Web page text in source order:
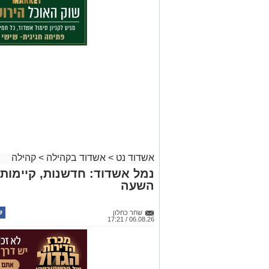
אשדוד נט > אשדוד בקהילה > קהילה
נמל אשדוד: חדשנות, קיימות
השעה
שחר כחלון
06.08.26 / 17:21